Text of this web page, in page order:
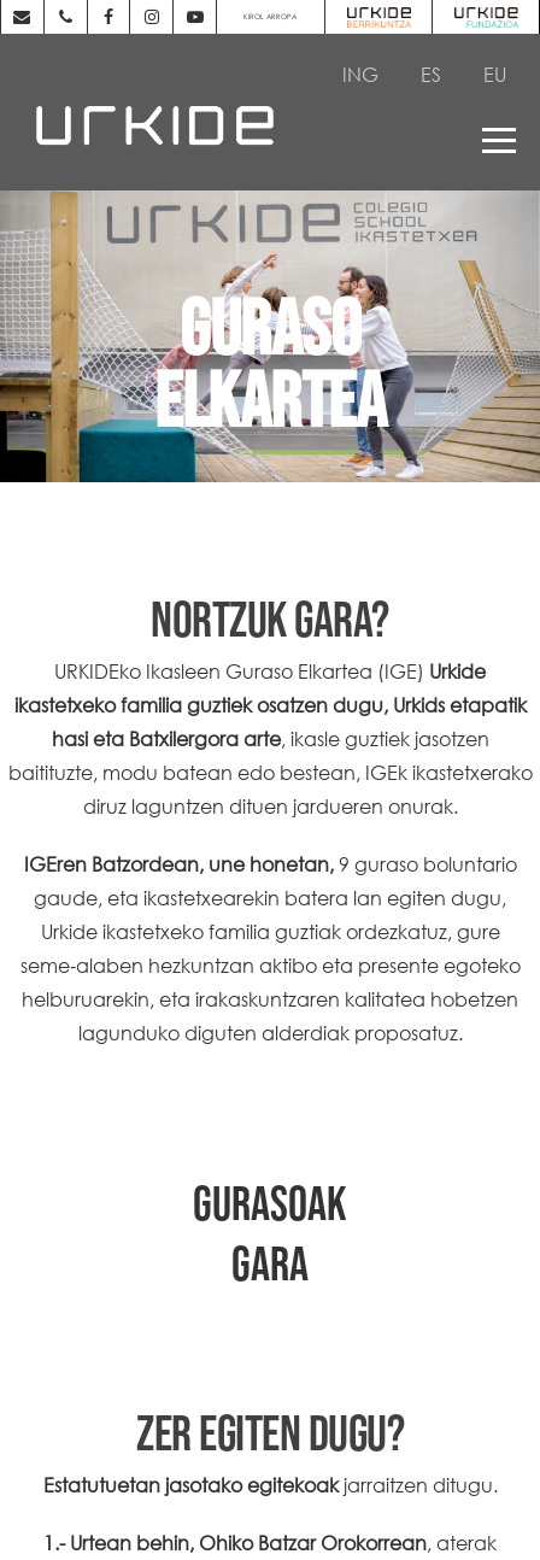
KIROL ARROPA
ING ES EU
GURASO
ELKARTEA
NORTZUK GARA?
URKIDEko Ikasleen Guraso Elkartea (IGE) Urkide
ikastetxeko familia guztiek osatzen dugu, Urkids etapatik
hasi eta Batxilergora arte, ikasle guztiek jasotzen
baitituzte, modu batean edo bestean, IGEk ikastetxerako
diruz laguntzen dituen jardueren onurak.
IGEren Batzordean, une honetan,9 guraso boluntario
gaude, eta ikastetxearekin batera lan egiten dugu,
Urkide ikastetxeko familia guztiak ordezkatuz, gure
seme‑alaben hezkuntzan aktibo eta presente egoteko
helburuarekin, eta irakaskuntzaren kalitatea hobetzen
lagunduko diguten alderdiak proposatuz.
GURASOAK
GARA
ZER EGITEN DUGU?
Estatutuetan jasotako egitekoakjarraitzen ditugu.
1.- Urtean behin, Ohiko Batzar Orokorrean, aterak